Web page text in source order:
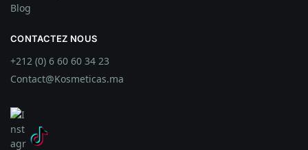
Blog
CONTACTEZ NOUS
+212 (0) 6 60 60 34 23
Contact@Kosmeticas.ma